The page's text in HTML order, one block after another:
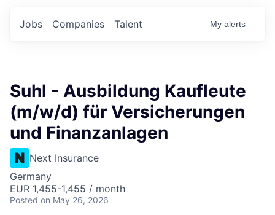
Jobs Companies Talent My alerts
Suhl - Ausbildung Kaufleute
(m/w/d) für Versicherungen
und Finanzanlagen
Next Insurance
Germany
EUR 1,455-1,455 / month
Posted on May 26, 2026